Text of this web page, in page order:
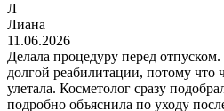
Л
Лиана
11.06.2026
Делала процедуру перед
долгой реабилитации, потому что
улетала. Косметолог сразу
подробно объяснила по уходу